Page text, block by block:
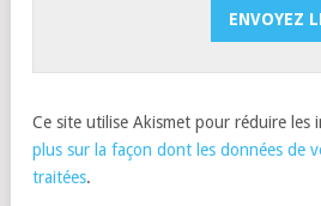
Ce site utilise Akismet pour réduire les
plus sur la façon dont les données de
traitées.